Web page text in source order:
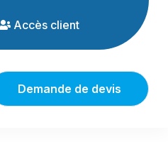
Accès client
Demande de devis